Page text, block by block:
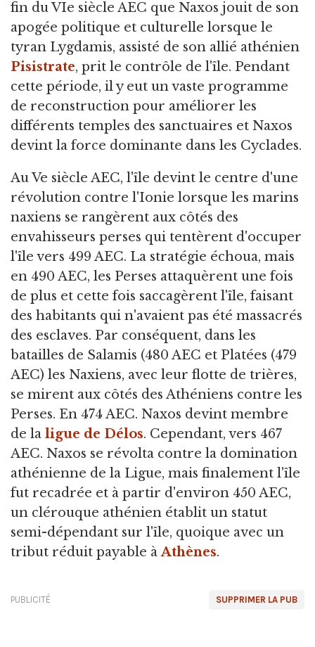
fin du VIe siècle AEC que Naxos jouit de son
apogée politique et culturelle lorsque le
tyran Lygdamis, assisté de son allié athénien
Pisistrate, prit le contrôle de l'île. Pendant
cette période, il y eut un vaste programme
de reconstruction pour améliorer les
différents temples des sanctuaires et Naxos
devint la force dominante dans les Cyclades.
Au Ve siècle AEC, l'île devint le centre d'une
révolution contre l'Ionie lorsque les marins
naxiens se rangèrent aux côtés des
envahisseurs perses qui tentèrent d'occuper
l'île vers 499 AEC. La stratégie échoua, mais
en 490 AEC, les Perses attaquèrent une fois
de plus et cette fois saccagèrent l'île, faisant
des habitants qui n'avaient pas été massacrés
des esclaves. Par conséquent, dans les
batailles de Salamis (480 AEC et Platées (479
AEC) les Naxiens, avec leur flotte de trières,
se mirent aux côtés des Athéniens contre les
Perses. En 474 AEC. Naxos devint membre
de la ligue de Délos. Cependant, vers 467
AEC. Naxos se révolta contre la domination
athénienne de la Ligue, mais finalement l'île
fut recadrée et à partir d'environ 450 AEC,
un clérouque athénien établit un statut
semi-dépendant sur l'île, quoique avec un
tribut réduit payable àAthènes.
SUPPRIMER LA PUB
PUBLICITÉ